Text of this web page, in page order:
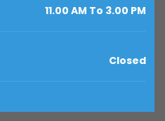
11.00 AM To 3.00 PM
Closed